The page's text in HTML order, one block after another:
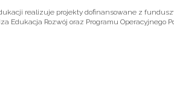
realizuje projekty dofinansowane z
Edukacja Rozwój oraz Programu Operacyjnego